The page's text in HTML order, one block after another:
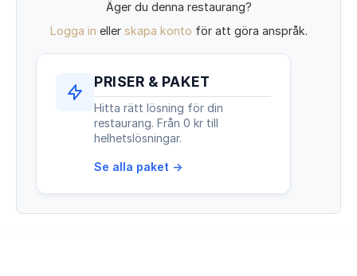
Äger du denna restaurang?
Logga in eller skapa konto för att göra anspråk.
PRISER & PAKET
Hitta rätt lösning för din
restaurang. Från 0 kr till
helhetslösningar.
Se alla paket →